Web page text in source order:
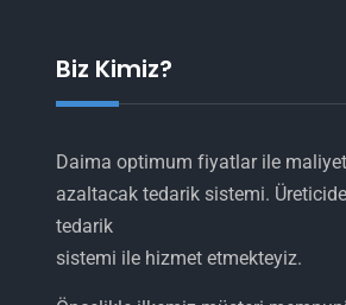
Biz Kimiz?
Daima optimum fiyatlar ile
azaltacak tedarik sistemi.
tedarik
sistemi ile hizmet etmekteyiz.